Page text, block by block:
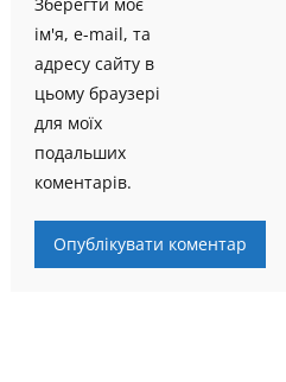
ім'я, e-mail, та
адресу сайту в
цьому браузері
для моїх
подальших
коментарів.